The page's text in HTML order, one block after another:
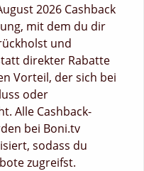
2026 Cashback
mit dem du dir
und
direkter Rabatte
Vorteil, der sich bei
oder
Alle Cashback-
bei Boni.tv
sodass du
zugreifst.